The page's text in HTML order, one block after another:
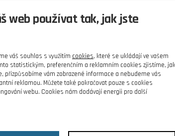
web používat tak, jak jste
váš souhlas s využitím cookies, které se ukládají ve vašem
statistickým, preferenčním a reklamním cookies zjistíme, jak
přizpůsobíme vám zobrazené informace a nebudeme vás
reklamou. Můžete také pokračovat pouze s cookies
webu. Cookies nám dodávají energii pro další